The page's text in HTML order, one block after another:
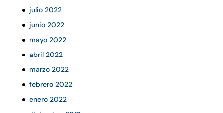
julio 2022
junio 2022
mayo 2022
abril 2022
marzo 2022
febrero 2022
enero 2022